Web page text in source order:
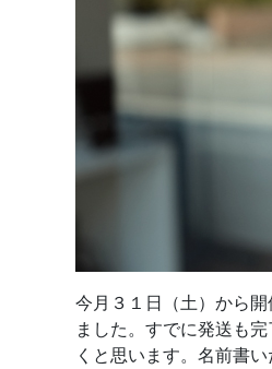
今月３１日（土）から
ました。すでに発送も
くと思います。名前書